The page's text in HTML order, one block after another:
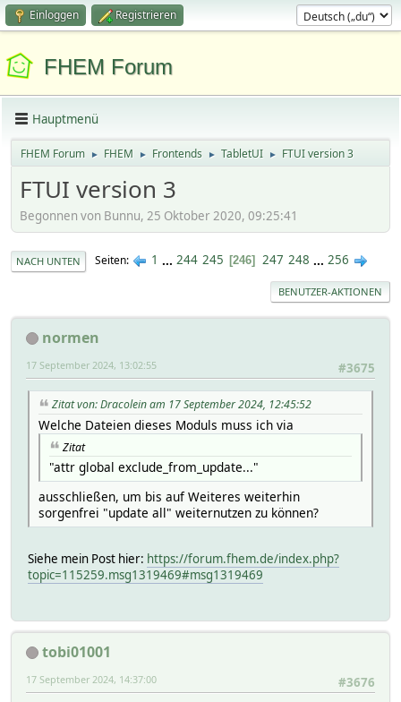
Einloggen Registrieren
FHEM Forum
Hauptmenü
FHEM Forum ► FHEM ► Frontends ► TabletUI ► FTUI version 3
FTUI version 3
Begonnen von Bunnu, 25 Oktober 2020, 09:25:41
NACH UNTEN Seiten 1 ... 244 245 246 247 248 ... 256
BENUTZER-AKTIONEN
normen
#3675
17 September 2024, 13:02:55
Zitat von: Dracolein am 17 September 2024, 12:45:52
Welche Dateien dieses Moduls muss ich via
Zitat
"attr global exclude_from_update..."
ausschließen, um bis auf Weiteres weiterhin
sorgenfrei "update all" weiternutzen zu können?
Siehe mein Post hier: https://forum.fhem.de/index.php?
topic=115259.msg1319469#msg1319469
tobi01001
#3676
17 September 2024, 14:37:00